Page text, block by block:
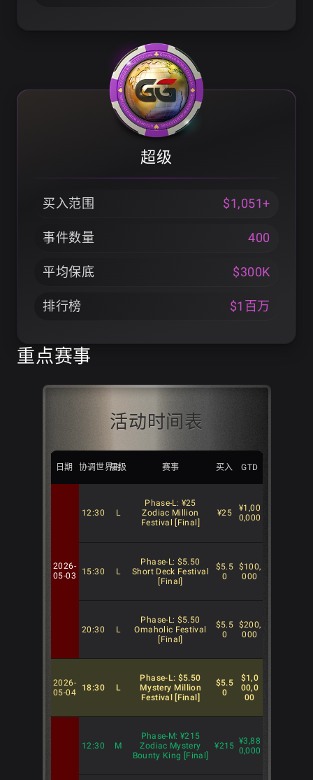
超级
买入范围 $1,051+
事件数量 400
平均保底 $300K
排行榜 $1百万
重点赛事
活动时间表
日期 协调世界时
层级 赛事 买入 GTD
2026-
05-03
12:30 L
Phase-L: ¥25
Zodiac Million
Festival [Final]
¥25
¥1,00
0,000
15:30 L
Phase-L: $5.50
Short Deck Festival
[Final]
$5.5
0
$100,
000
20:30 L
Phase-L: $5.50
Omaholic Festival
[Final]
$5.5
0
$200,
000
2026-
05-04
18:30 L
Phase-L: $5.50
Mystery Million
Festival [Final]
$5.5
0
$1,0
00,0
00
12:30 M
Phase-M: ¥215
Zodiac Mystery
Bounty King [Final]
¥215 ¥3,88
0,000